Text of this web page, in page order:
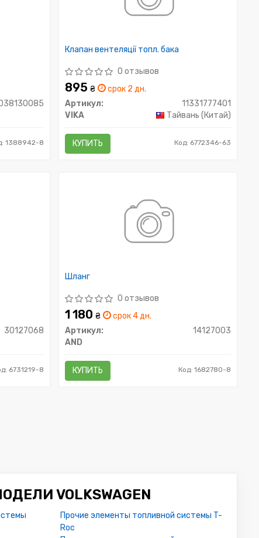
1388942-8
Клапан вентеляції топл. бака
0 отзывов
895₴
срок 2 дн.
Артикул:
11331777401
VIKA
Тайвань (Китай)
КУПИТЬ Код: 6772346-63
30127068
6731219-8
Шланг
0 отзывов
1 180₴
срок 4 дн.
Артикул:
14127003
AND
КУПИТЬ Код: 1682780-8
VOLKSWAGEN
Прочие элементы топливной системы T-
Roc